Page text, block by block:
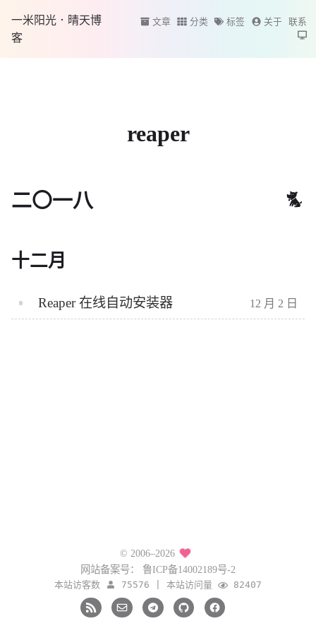
一米阳光·晴天博
客
文章 分类 标签 关于 联系
reaper
二〇一八
十二月
Reaper 在线自动安装器 12 月 2 日
© 2006–2026
网站备案号： 鲁ICP备14002189号-2
本站访客数 75576 本站访问量 82407